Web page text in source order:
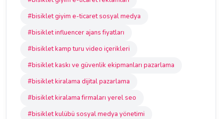
#bisiklet giyim e-ticaret sosyal medya
#bisiklet influencer ajans fiyatları
#bisiklet kamp turu video içerikleri
#bisiklet kaskı ve güvenlik ekipmanları pazarlama
#bisiklet kiralama dijital pazarlama
#bisiklet kiralama firmaları yerel seo
#bisiklet kulübü sosyal medya yönetimi